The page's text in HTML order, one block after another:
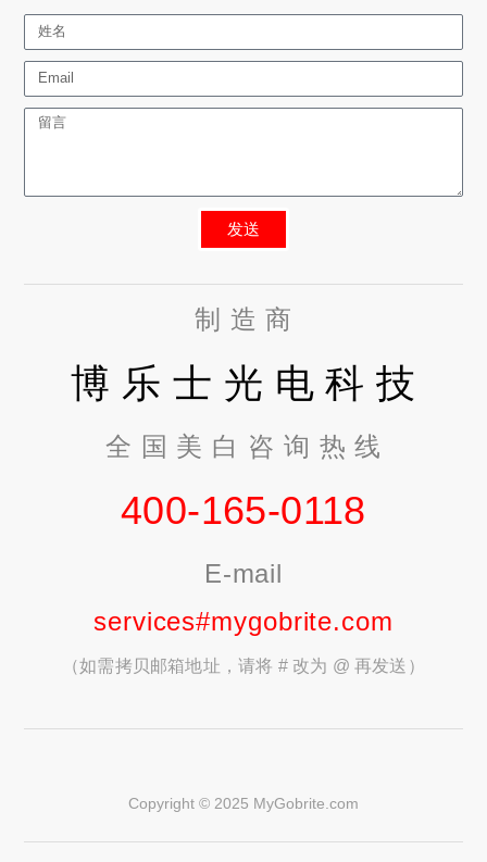
发送
制 造 商
博 乐 士 光 电 科 技
全 国 美 白 咨 询 热 线
400-165-0118
E-mail
services#mygobrite.com
（如需拷贝邮箱地址，请将 # 改为 @ 再发送）
Copyright © 2025 MyGobrite.com